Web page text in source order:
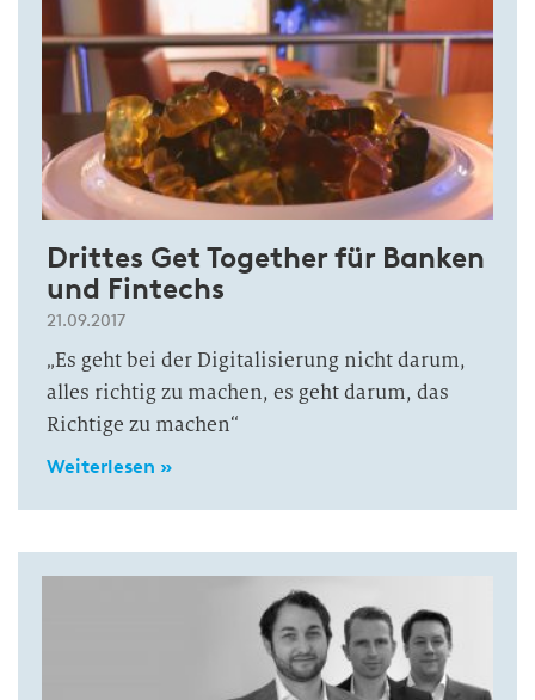
Drittes Get Together für Banken
und Fintechs
21.09.2017
„Es geht bei der Digitalisierung nicht darum,
alles richtig zu machen, es geht darum, das
Richtige zu machen“
Weiterlesen »